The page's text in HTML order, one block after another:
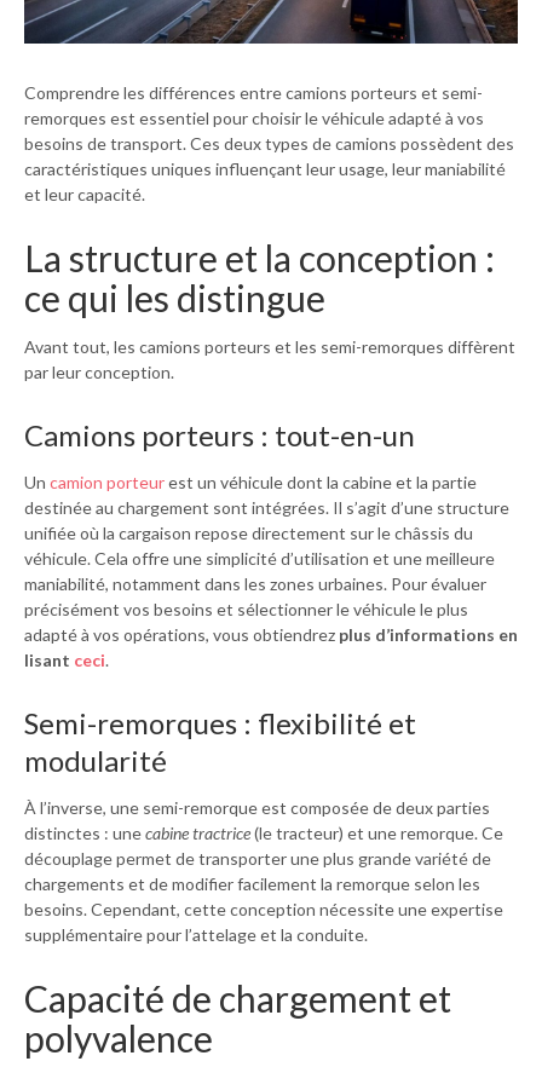
Comprendre les différences entre camions porteurs et semi-
remorques est essentiel pour choisir le véhicule adapté à vos
besoins de transport. Ces deux types de camions possèdent des
caractéristiques uniques influençant leur usage, leur maniabilité
et leur capacité.
La structure et la conception :
ce qui les distingue
Avant tout, les camions porteurs et les semi-remorques diffèrent
par leur conception.
Camions porteurs : tout-en-un
Un camion porteurest un véhicule dont la cabine et la partie
destinée au chargement sont intégrées. Il s’agit d’une structure
unifiée où la cargaison repose directement sur le châssis du
véhicule. Cela offre une simplicité d’utilisation et une meilleure
maniabilité, notamment dans les zones urbaines. Pour évaluer
précisément vos besoins et sélectionner le véhicule le plus
adapté à vos opérations, vous obtiendrez plus d’informations en
lisant ceci.
Semi-remorques : flexibilité et
modularité
À l’inverse, une semi-remorque est composée de deux parties
distinctes : unecabine tractrice(le tracteur) et une remorque. Ce
découplage permet de transporter une plus grande variété de
chargements et de modifier facilement la remorque selon les
besoins. Cependant, cette conception nécessite une expertise
supplémentaire pour l’attelage et la conduite.
Capacité de chargement et
polyvalence